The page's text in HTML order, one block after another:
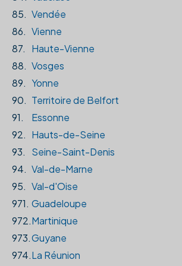
85. Vendée
86. Vienne
87.
Haute-Vienne
88. Vosges
89. Yonne
90. Territoire de Belfort
91.
Essonne
92. Hauts-de-Seine
93.
Seine-Saint-Denis
94. Val-de-Marne
95. Val-d'Oise
971. Guadeloupe
972.Martinique
973.Guyane
974.La Réunion